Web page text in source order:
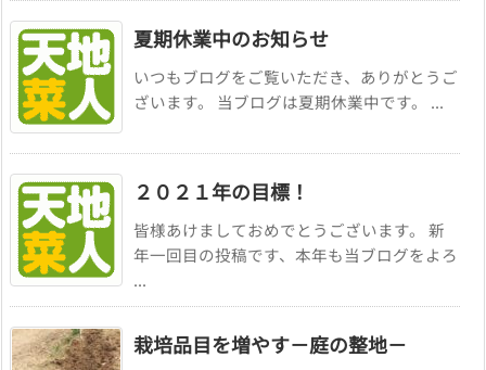
夏期休業中のお知らせ
いつもブログをご覧いただき、ありがとうご
ざいます。 当ブログは夏期休業中です。 ...
２０２１年の目標！
皆様あけましておめでとうございます。 新
年一回目の投稿です、本年も当ブログをよろ
...
栽培品目を増やす－庭の整地－